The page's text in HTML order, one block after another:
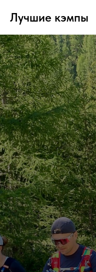
Лучшие кэмпы